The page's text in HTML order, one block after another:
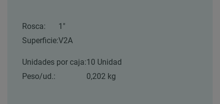
Rosca:
1″
Superficie:V2A
Unidades por caja:10 Unidad
Peso/ud.:
0,202 kg